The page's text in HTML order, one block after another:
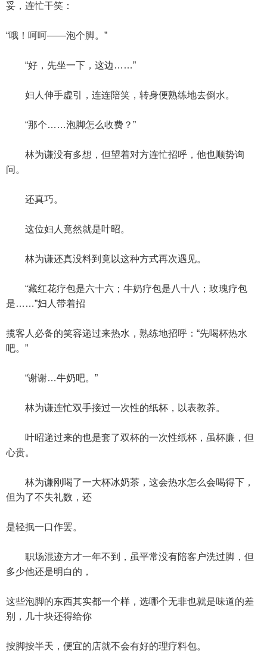
妥，连忙干笑：
“哦！呵呵——泡个脚。”
“好，先坐一下，这边……”
妇人伸手虚引，连连陪笑，转身便熟练地去倒水。
“那个……泡脚怎么收费？”
林为谦没有多想，但望着对方连忙招呼，他也顺势询
问。
还真巧。
这位妇人竟然就是叶昭。
林为谦还真没料到竟以这种方式再次遇见。
“藏红花疗包是六十六；牛奶疗包是八十八；玫瑰疗包
是……”妇人带着招
揽客人必备的笑容递过来热水，熟练地招呼：“先喝杯热水
吧。”
“谢谢…牛奶吧。”
林为谦连忙双手接过一次性的纸杯，以表教养。
叶昭递过来的也是套了双杯的一次性纸杯，虽杯廉，但
心贵。
林为谦刚喝了一大杯冰奶茶，这会热水怎么会喝得下，
但为了不失礼数，还
是轻抿一口作罢。
职场混迹方才一年不到，虽平常没有陪客户洗过脚，但
多少他还是明白的，
这些泡脚的东西其实都一个样，选哪个无非也就是味道的差
别，几十块还得给你
按脚按半天，便宜的店就不会有好的理疗料包。